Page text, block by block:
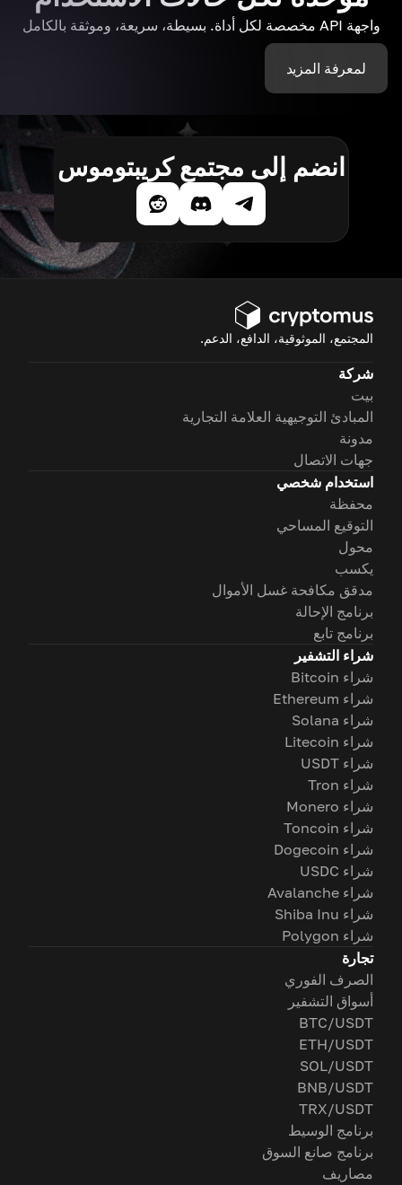
واجهة API مخصصة لكل أداة. بسيطة، سريعة، وموثقة بالكامل
لمعرفة المزيد
انضم إلى مجتمع كريبتوموس
المجتمع، الموثوقية، الدافع، الدعم.
شركة
بيت
المبادئ التوجيهية العلامة التجارية
مدونة
جهات الاتصال
استخدام شخصي
محفظة
التوقيع المساحي
محول
يكسب
مدقق مكافحة غسل الأموال
برنامج الإحالة
برنامج تابع
شراء التشفير
شراء Bitcoin
شراء Ethereum
شراء Solana
شراء Litecoin
شراء USDT
شراء Tron
شراء Monero
شراء Toncoin
شراء Dogecoin
شراء USDC
شراء Avalanche
شراء Shiba Inu
شراء Polygon
تجارة
الصرف الفوري
أسواق التشفير
BTC/USDT
ETH/USDT
SOL/USDT
BNB/USDT
TRX/USDT
برنامج الوسيط
برنامج صانع السوق
مصاريف